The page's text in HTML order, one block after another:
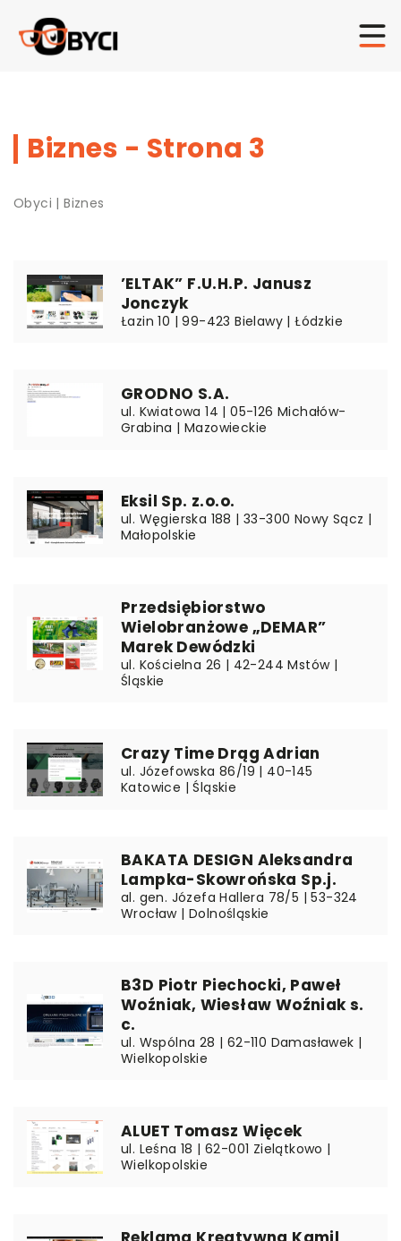
Biznes - Strona 3
Obyci |Biznes
’ELTAK” F.U.H.P. Janusz
Jonczyk
Łazin 10 | 99-423 Bielawy | Łódzkie
GRODNO S.A.
ul. Kwiatowa 14 | 05-126 Michałów-
Grabina | Mazowieckie
Eksil Sp. z.o.o.
ul. Węgierska 188 | 33-300 Nowy Sącz |
Małopolskie
Przedsiębiorstwo
Wielobranżowe „DEMAR”
Marek Dewódzki
ul. Kościelna 26 | 42-244 Mstów |
Śląskie
Crazy Time Drąg Adrian
ul. Józefowska 86/19 | 40-145
Katowice | Śląskie
BAKATA DESIGN Aleksandra
Lampka-Skowrońska Sp.j.
al. gen. Józefa Hallera 78/5 | 53-324
Wrocław | Dolnośląskie
B3D Piotr Piechocki, Paweł
Woźniak, Wiesław Woźniak s.
c.
ul. Wspólna 28 | 62-110 Damasławek |
Wielkopolskie
ALUET Tomasz Więcek
ul. Leśna 18 | 62-001 Zielątkowo |
Wielkopolskie